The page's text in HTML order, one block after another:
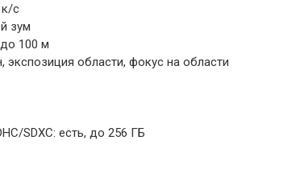
к/с
зум
100 м
экспозиция области, фокус на области
SDXC: есть, до 256 ГБ